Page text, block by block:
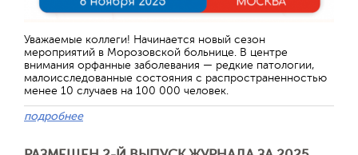
Уважаемые коллеги! Начинается новый сезон
мероприятий в Морозовской больнице. В центре
внимания орфанные заболевания — редкие патологии,
малоисследованные состояния с распространенностью
менее 10 случаев на 100 000 человек.
подробнее